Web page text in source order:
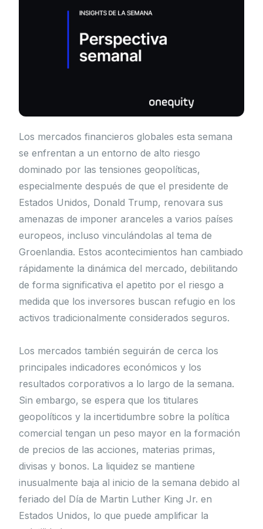
Los mercados financieros globales esta semana
se enfrentan a un entorno de alto riesgo
dominado por las tensiones geopolíticas,
especialmente después de que el presidente de
Estados Unidos, Donald Trump, renovara sus
amenazas de imponer aranceles a varios países
europeos, incluso vinculándolas al tema de
Groenlandia. Estos acontecimientos han cambiado
rápidamente la dinámica del mercado, debilitando
de forma significativa el apetito por el riesgo a
medida que los inversores buscan refugio en los
activos tradicionalmente considerados seguros.
Los mercados también seguirán de cerca los
principales indicadores económicos y los
resultados corporativos a lo largo de la semana.
Sin embargo, se espera que los titulares
geopolíticos y la incertidumbre sobre la política
comercial tengan un peso mayor en la formación
de precios de las acciones, materias primas,
divisas y bonos. La liquidez se mantiene
inusualmente baja al inicio de la semana debido al
feriado del Día de Martin Luther King Jr. en
Estados Unidos, lo que puede amplificar la